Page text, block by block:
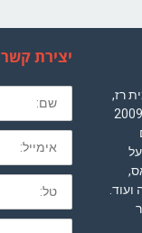
רז,
שעלה לאוויר בגרסתו הראשונה בשנת 2009
יצירת קשר
שם
מלא
חובה
לא
חובה
נושא